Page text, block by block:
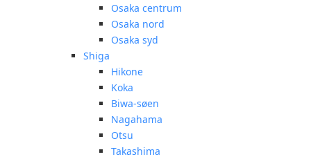
Osaka centrum
Osaka nord
Osaka syd
Shiga
Hikone
Koka
Biwa-søen
Nagahama
Otsu
Takashima